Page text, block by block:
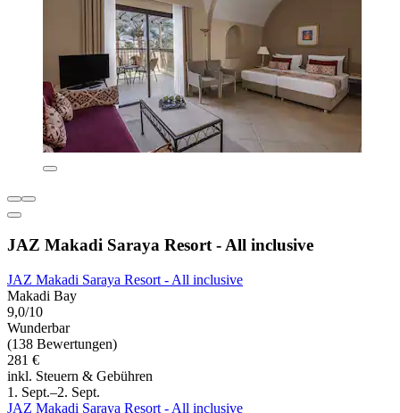
JAZ Makadi Saraya Resort - All inclusive
JAZ Makadi Saraya Resort - All inclusive
Makadi Bay
9,0/10
Wunderbar
(138 Bewertungen)
281 €
inkl. Steuern & Gebühren
1. Sept.–2. Sept.
JAZ Makadi Saraya Resort - All inclusive